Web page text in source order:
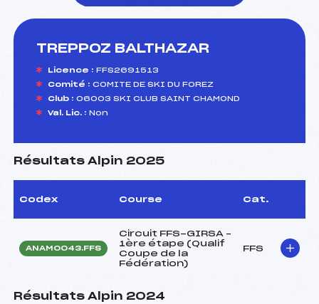
TREPPOZ BALTHAZAR
Licence : FFS2691513
Comité : COMITE DE SKI DU FOREZ
Club : 06003 SKI CLUB SAINT CHAMOND
Val. Lic. : Non
Résultats Alpin 2025
Codex Course Cat.
ANAM0043.FFS
Circuit FFS-GIRSA –
1ère étape (Qualif
Coupe de la
Fédération)
FFS
Résultats Alpin 2024